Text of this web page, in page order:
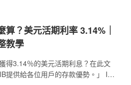
算？美元活期利率 3.14%｜
教學
得3.14％的美元活期利息？在此文
提供給各位用戶的存款優勢。」 IB